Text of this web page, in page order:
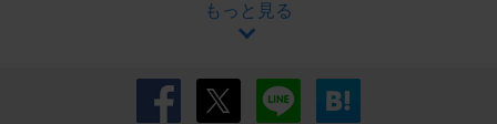
もっと見る